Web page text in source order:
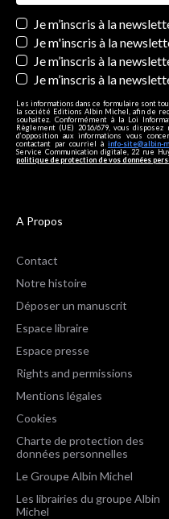
Newsletters
Je m’inscris à la
Je m'inscris à la
Je m’inscris à la
Je m’inscris à la
Les informations dans ce formulaire sont
la société Editions Albin Michel, afin de
souhaitez. Conformément à la Loi
Règlement (UE) 2016/679, vous
d’opposition aux informations vous
contactant par courriel à info-site@albin-
Service Communication digitale, 22 rue
politique de protection de vos données
A Propos
Contact
Notre histoire
Déposer un manuscrit
Espace libraire
Espace presse
Rights and permissions
Mentions légales
Cookies
Charte de protection des
données personnelles
Le Groupe Albin Michel
Les librairies du groupe Albin
Michel